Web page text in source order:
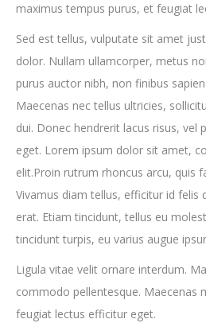
maximus tempus purus, et feugiat
Sed est tellus, vulputate sit amet
dolor. Nullam ullamcorper, metus
purus auctor nibh, non finibus
Maecenas nec tellus ultricies,
dui. Donec hendrerit lacus risus, vel
eget. Lorem ipsum dolor sit amet,
elit.Proin rutrum rhoncus arcu, quis
Vivamus diam tellus, efficitur id felis
erat. Etiam tincidunt, tellus eu
tincidunt turpis, eu varius augue
Ligula vitae velit ornare interdum.
commodo pellentesque. Maecenas
feugiat lectus efficitur eget.